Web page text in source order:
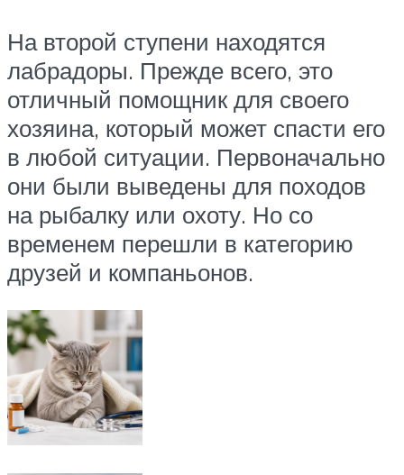
На второй ступени находятся
лабрадоры. Прежде всего, это
отличный помощник для своего
хозяина, который может спасти его
в любой ситуации. Первоначально
они были выведены для походов
на рыбалку или охоту. Но со
временем перешли в категорию
друзей и компаньонов.